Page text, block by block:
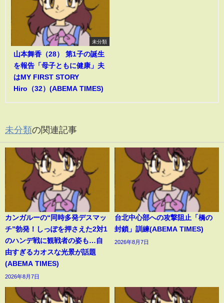
未分類
山本舞香（28） 第1子の誕生
を報告「母子ともに健康」夫
はMY FIRST STORY
Hiro（32）(ABEMA TIMES)
未分類の関連記事
カンガルーの“同時多発デスマッ
チ”勃発！しっぽを押さえた2対1
のハンデ戦に観戦者の姿も…自
由すぎるカオスな光景が話題
(ABEMA TIMES)
2026年8月7日
台北中心部への攻撃阻止「橋の
封鎖」訓練(ABEMA TIMES)
2026年8月7日